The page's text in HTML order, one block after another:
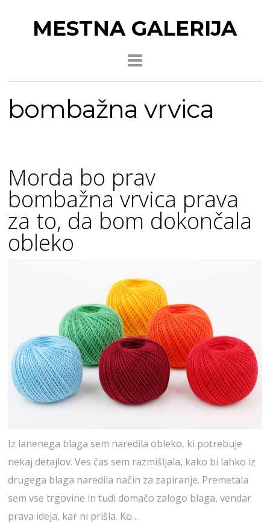
MESTNA GALERIJA
bombažna vrvica
Morda bo prav
bombažna vrvica prava
za to, da bom dokončala
obleko
Iz lanenega blaga sem naredila obleko, ki potrebuje
nekaj detajlov. Ves čas sem razmišljala, kako bi lahko iz
drugega blaga naredila način za zapiranje. Premetala
sem vse trgovine in tudi domačo zalogo blaga, vendar
prava ideja, kar ni prišla. Ko…